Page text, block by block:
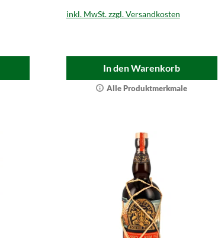
inkl. MwSt. zzgl. Versandkosten
In den Warenkorb
Alle Produktmerkmale